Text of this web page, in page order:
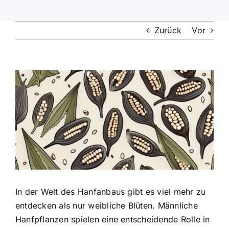
Zurück Vor
Zeige
grösseres
Bild
In der Welt des Hanfanbaus gibt es viel mehr zu
entdecken als nur weibliche Blüten. Männliche
Hanfpflanzen spielen eine entscheidende Rolle in